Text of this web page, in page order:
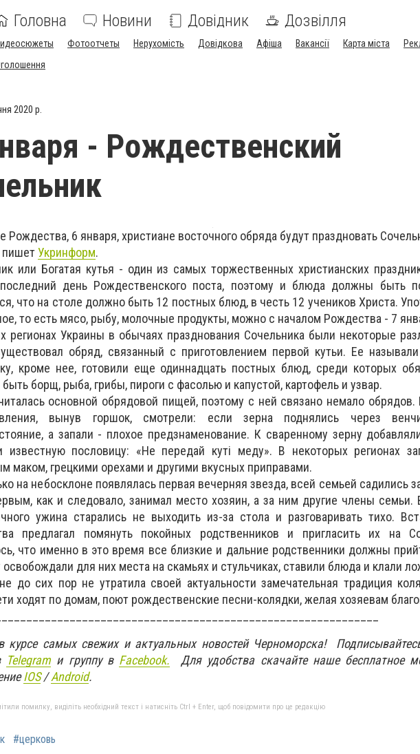
Головна Новини Довідник Дозвілля
Фотоотчеты Нерухомість Довідкова Афіша Вакансії Карта міста
2020 р.
- Рождественский
Рождества, 6 января, христиане восточного обряда будут праздновать
пишетУкринформ.
или Богатая кутья - один из самых торжественных христианских
день Рождественского поста, поэтому и блюда должны быть
что на столе должно быть 12 постных блюд, в честь 12 учеников Христа.
то есть мясо, рыбу, молочные продукты, можно с началом Рождества - 7
регионах Украины в обычаях празднования Сочельника были некоторые
обряд, связанный с приготовлением первой кутьи. Ее называли
кроме нее, готовили еще одиннадцать постных блюд, среди которых
борщ, рыба, грибы, пироги с фасолью и капустой, картофель и узвар.
основной обрядовой пищей, поэтому с ней связано немало обрядов.
вынув горшок, смотрели: если зерна поднялись через
а запали - плохое предзнаменование. К сваренному зерну
известную пословицу: «Не передай куті меду». В некоторых регионах
маком, грецкими орехами и другими вкусных приправами.
на небосклоне появлялась первая вечерняя звезда, всей семьей садились
как и следовало, занимал место хозяин, а за ним другие члены семьи.
ужина старались не выходить из-за стола и разговаривать тихо.
предлагал помянуть покойных родственников и пригласить их на
что именно в это время все близкие и дальние родственники должны
освобождали для них места на скамьях и стульчиках, ставили блюда и клали
до сих пор не утратила своей актуальности замечательная традиция
ходят по домам, поют рождественские песни-колядки, желая хозяевам
курсе самых свежих и актуальных новостей Черноморска!
Telegram и группу в Facebook. Для удобства скачайте наше бесплатное
IOS/Android.
помилку, виділіть необхідний текст і натисніть Ctrl + Enter, щоб повідомити про це редакцію
#церковь